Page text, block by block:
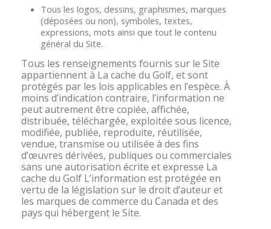
Tous les logos, dessins, graphismes, marques
(déposées ou non), symboles, textes,
expressions, mots ainsi que tout le contenu
général du Site.
Tous les renseignements fournis sur le Site
appartiennent à La cache du Golf, et sont
protégés par les lois applicables en l’espèce. À
moins d’indication contraire, l’information ne
peut autrement être copiée, affichée,
distribuée, téléchargée, exploitée sous licence,
modifiée, publiée, reproduite, réutilisée,
vendue, transmise ou utilisée à des fins
d’œuvres dérivées, publiques ou commerciales
sans une autorisation écrite et expresse La
cache du Golf L’information est protégée en
vertu de la législation sur le droit d’auteur et
les marques de commerce du Canada et des
pays qui hébergent le Site.